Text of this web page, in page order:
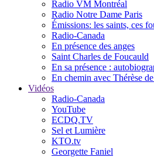
Radio VM Montréal
Radio Notre Dame Paris
Émissions: les saints, ces
Radio-Canada
En présence des anges
Saint Charles de Foucauld
En sa présence :
En chemin avec Thérèse
Vidéos
Radio-Canada
YouTube
ECDQ.TV
Sel et Lumière
KTO.tv
Georgette Faniel